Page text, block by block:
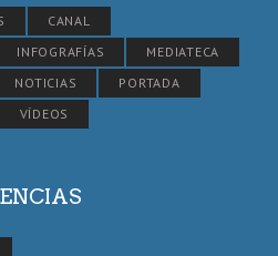
CANAL
INFOGRAFÍAS
MEDIATECA
NOTICIAS
PORTADA
VÍDEOS